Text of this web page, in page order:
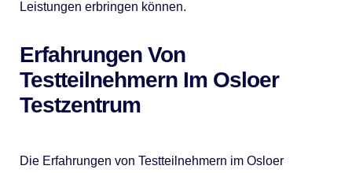
Leistungen erbringen können.
Erfahrungen Von
Testteilnehmern Im Osloer
Testzentrum
Die Erfahrungen von Testteilnehmern im Osloer